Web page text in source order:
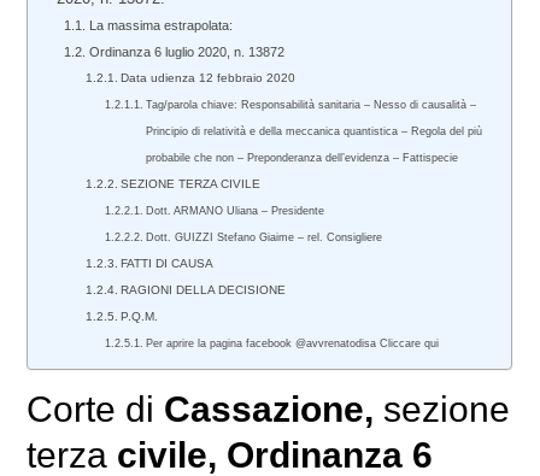
La massima estrapolata:
Ordinanza 6 luglio 2020, n. 13872
Data udienza 12 febbraio 2020
Tag/parola chiave: Responsabilità sanitaria – Nesso di causalità –
Principio di relatività e della meccanica quantistica – Regola del più
probabile che non – Preponderanza dell’evidenza – Fattispecie
SEZIONE TERZA CIVILE
Dott. ARMANO Uliana – Presidente
Dott. GUIZZI Stefano Giaime – rel. Consigliere
FATTI DI CAUSA
RAGIONI DELLA DECISIONE
P.Q.M.
Per aprire la pagina facebook @avvrenatodisa Cliccare qui
Corte di Cassazione, sezione
terza civile, Ordinanza 6